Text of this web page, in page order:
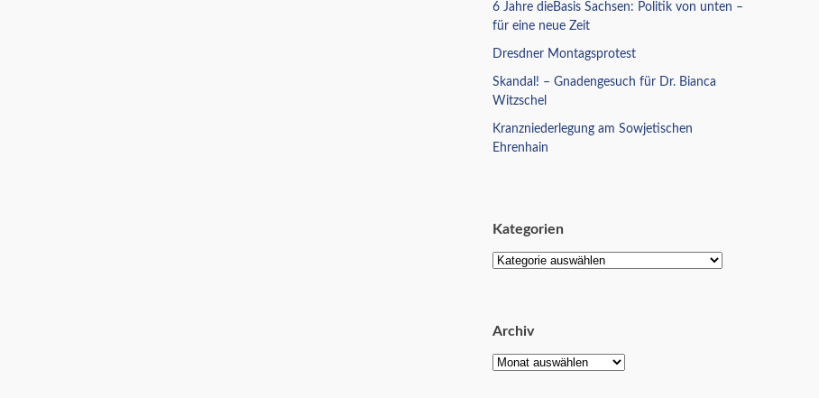
6 Jahre dieBasis Sachsen: Politik von unten –
für eine neue Zeit
Dresdner Montagsprotest
Skandal! – Gnadengesuch für Dr. Bianca
Witzschel
Kranzniederlegung am Sowjetischen
Ehrenhain
Kategorien
Archiv